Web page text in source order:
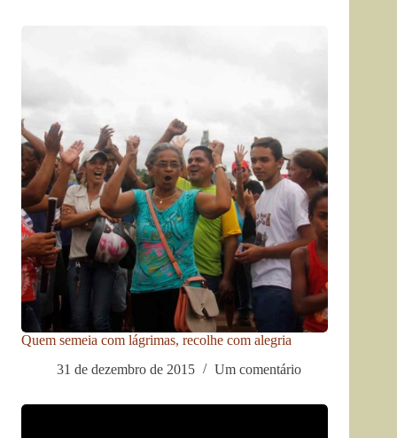
Quem semeia com lágrimas, recolhe com alegria
31 de dezembro de 2015
Um comentário